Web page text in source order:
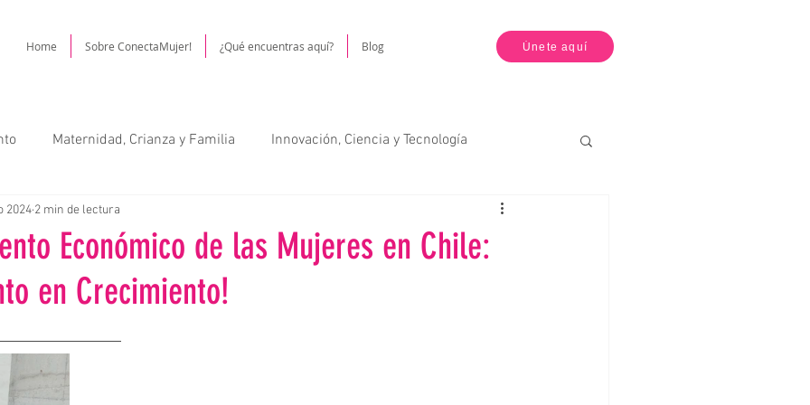
Home Sobre ConectaMujer! ¿Qué encuentras aquí? Blog Únete aquí
Maternidad, Crianza y Familia Innovación, Ciencia y Tecnología
y Gastronomía Belleza, Diseño y Moda
Salud (Física y Mental)
Mujeres
Económico de las Mujeres en Chile:
en Crecimiento!
2024 2 min de lectura